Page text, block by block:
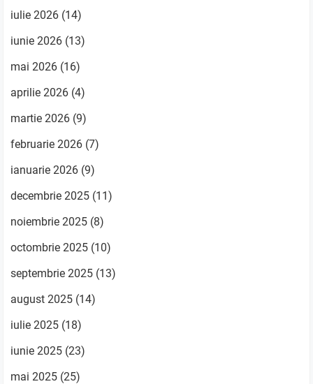
iulie 2026 (14)
iunie 2026 (13)
mai 2026 (16)
aprilie 2026 (4)
martie 2026 (9)
februarie 2026 (7)
ianuarie 2026 (9)
decembrie 2025 (11)
noiembrie 2025 (8)
octombrie 2025 (10)
septembrie 2025 (13)
august 2025 (14)
iulie 2025 (18)
iunie 2025 (23)
mai 2025 (25)